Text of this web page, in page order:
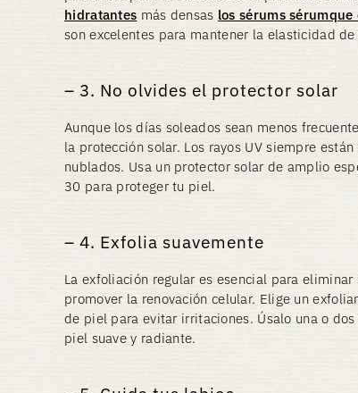
hidratantes más densas los sérums sérumque
son excelentes para mantener la elasticidad
3. No olvides el protector solar
Aunque los días soleados sean menos
la protección solar. Los rayos UV siempre
nublados. Usa un protector solar de amplio
30 para proteger tu piel.
4. Exfolia suavemente
La exfoliación regular es esencial para
promover la renovación celular. Elige un
de piel para evitar irritaciones. Úsalo una o
piel suave y radiante.